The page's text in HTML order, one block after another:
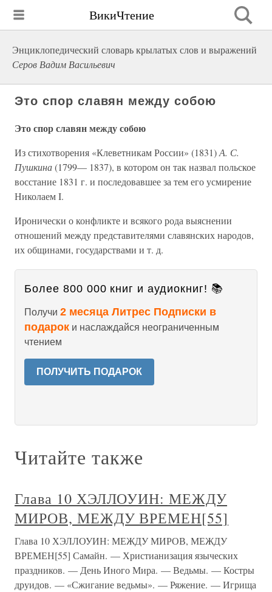
ВикиЧтение
Энциклопедический словарь крылатых слов и выражений
Серов Вадим Васильевич
Это спор славян между собою
Это спор славян между собою
Из стихотворения «Клеветникам России» (1831)А. С.
Пушкина(1799— 1837), в котором он так назвал польское
восстание 1831 г. и последовавшее за тем его усмирение
Николаем I.
Иронически о конфликте и всякого рода выяснении
отношений между представителями славянских народов,
их общинами, государствами и т. д.
Более 800 000 книг и аудиокниг! 📚
Получи 2 месяца Литрес Подписки в
подарок и наслаждайся неограниченным
чтением
ПОЛУЧИТЬ ПОДАРОК
Читайте также
Глава 10 ХЭЛЛОУИН: МЕЖДУ
МИРОВ, МЕЖДУ ВРЕМЕН[55]
Глава 10 ХЭЛЛОУИН: МЕЖДУ МИРОВ, МЕЖДУ
ВРЕМЕН[55] Самайн. — Христианизация языческих
праздников. — День Иного Мира. — Ведьмы. — Костры
друидов. — «Сжигание ведьмы». — Ряжение. — Игрища